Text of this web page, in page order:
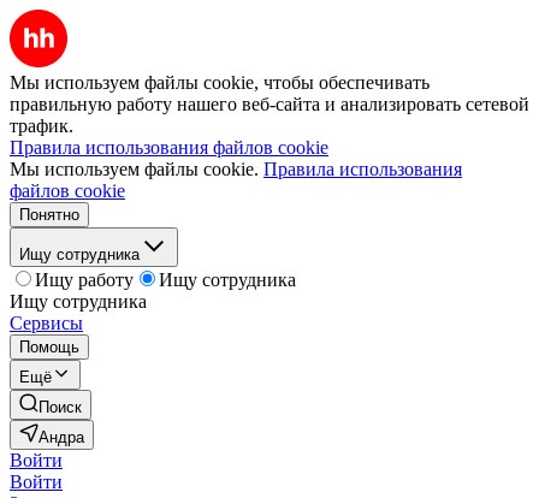
Мы используем файлы cookie, чтобы обеспечивать
правильную работу нашего веб-сайта и анализировать сетевой
трафик.
Правила использования файлов cookie
Мы используем файлы cookie. Правила использования
файлов cookie
Понятно
Ищу сотрудника
Ищу работу
Ищу сотрудника
Ищу сотрудника
Сервисы
Помощь
Ещё
Поиск
Андра
Войти
Войти